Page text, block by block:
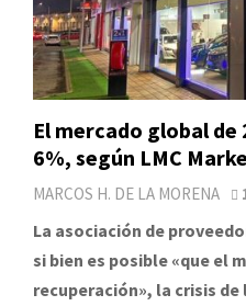
El mercado global
6%, según LMC
MARCOS H. DE LA MORENA
La asociación de
si bien es posible «que el
recuperación», la crisis